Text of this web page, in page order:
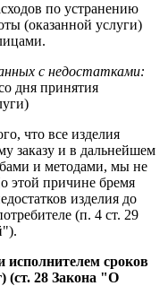
по устранению
(оказанной услуги)
с недостатками:
дня принятия
что все изделия
заказу и в дальнейшем
и методами, мы не
этой причине бремя
изделия до
(п. 4 ст. 29
исполнителем сроков
(ст. 28 Закона "О